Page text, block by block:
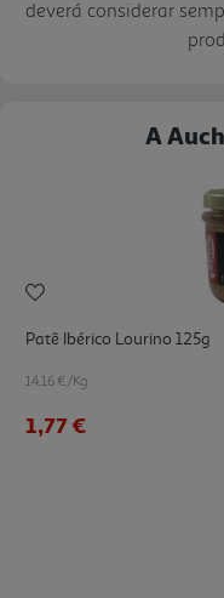
deverá considerar
A
Patê Ibérico Lourino 125g
14.16 €/Kg
1,77 €